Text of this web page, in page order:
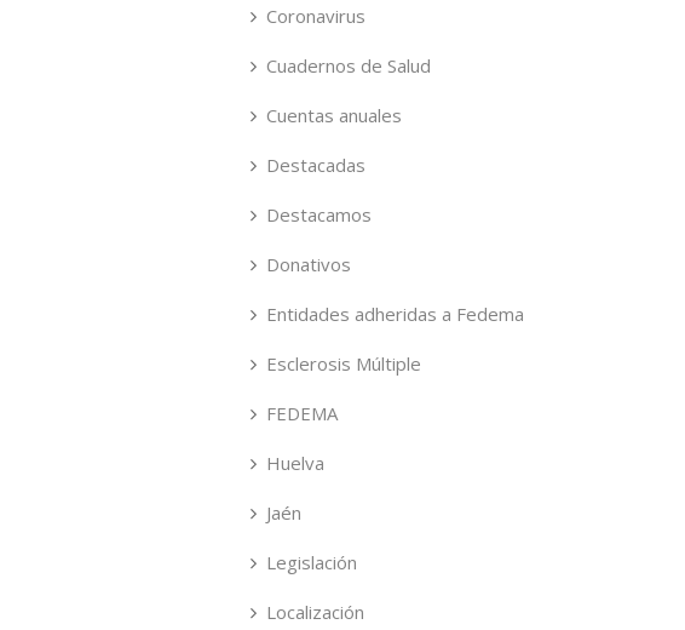
Coronavirus
Cuadernos de Salud
Cuentas anuales
Destacadas
Destacamos
Donativos
Entidades adheridas a Fedema
Esclerosis Múltiple
FEDEMA
Huelva
Jaén
Legislación
Localización